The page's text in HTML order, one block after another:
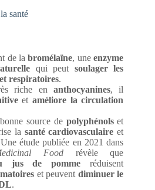
santé
de labromélaïne, uneenzyme
qui peut soulager les
respiratoires.
riche en anthocyanines, il
etaméliore la circulation
source de polyphénolset
la santé cardiovasculaire et
étude publiée en 2021 dans
Foodrévèle que
jus de pomme réduisent
et peuvent diminuer le
.